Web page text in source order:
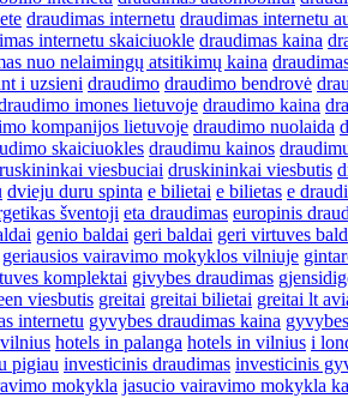
draudimas internetu draudimas internetu
internetu skaiciuokle draudimas kaina
nuo nelaimingų atsitikimų kaina
i uzsieni draudimo draudimo bendrovė
imones lietuvoje draudimo kaina
kompanijos lietuvoje draudimo nuolaida
skaiciuokles draudimu kainos
viesbuciai druskininkai viesbutis
dvieju duru spinta e bilietai e bilietas e
šventoji eta draudimas europinis
genio baldai geri baldai geri virtuves
geriausios vairavimo mokyklos vilniuje
komplektai givybes draudimas
viesbutis greitai greitai bilietai greitai lt
internetu gyvybes draudimas kaina
hotels in palanga hotels in vilnius i
pigiau investicinis draudimas investicinis
mokykla jasucio vairavimo mokykla